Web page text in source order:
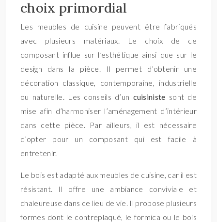
choix primordial
Les meubles de cuisine peuvent être fabriqués
avec plusieurs matériaux. Le choix de ce
composant influe sur l’esthétique ainsi que sur le
design dans la pièce. Il permet d’obtenir une
décoration classique, contemporaine, industrielle
ou naturelle. Les conseils d’un cuisiniste sont de
mise afin d’harmoniser l’aménagement d’intérieur
dans cette pièce. Par ailleurs, il est nécessaire
d’opter pour un composant qui est facile à
entretenir.
Le bois est adapté aux meubles de cuisine, car il est
résistant. Il offre une ambiance conviviale et
chaleureuse dans ce lieu de vie. Il propose plusieurs
formes dont le contreplaqué, le formica ou le bois